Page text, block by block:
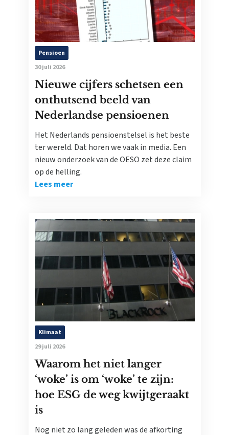
Pensioen
30 juli 2026
Nieuwe cijfers schetsen een
onthutsend beeld van
Nederlandse pensioenen
Het Nederlands pensioenstelsel is het beste
ter wereld. Dat horen we vaak in media. Een
nieuw onderzoek van de OESO zet deze claim
op de helling.
Lees meer
Klimaat
29 juli 2026
Waarom het niet langer
‘woke’ is om ‘woke’ te zijn:
hoe ESG de weg kwijtgeraakt
is
Nog niet zo lang geleden was de afkorting